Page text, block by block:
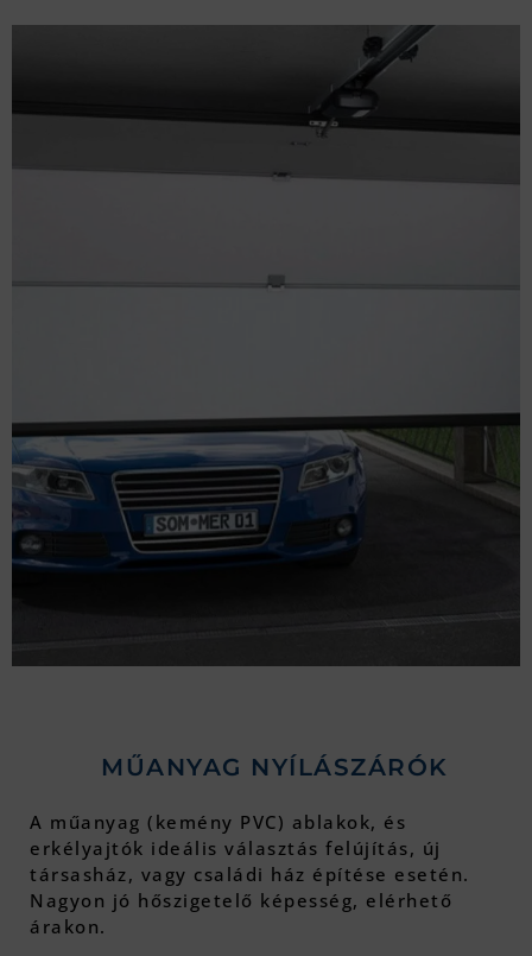
MŰANYAG NYÍLÁSZÁRÓK
A műanyag (kemény PVC) ablakok, és
erkélyajtók ideális választás felújítás, új
társasház, vagy családi ház építése esetén.
Nagyon jó hőszigetelő képesség, elérhető
árakon.